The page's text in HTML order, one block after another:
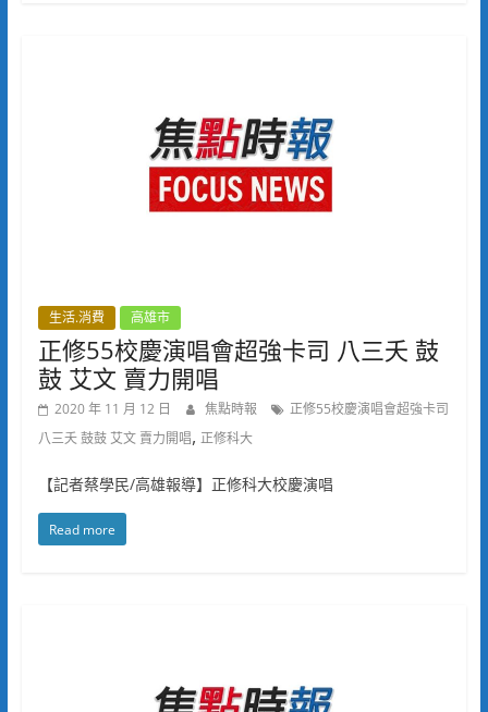
生活.消費 高雄市
正修55校慶演唱會超強卡司 八三夭 鼓
鼓 艾文 賣力開唱
2020 年 11 月 12 日 焦點時報
正修55校慶演唱會超強卡司
八三夭 鼓鼓 艾文 賣力開唱, 正修科大
【記者蔡學民/高雄報導】正修科大校慶演唱
Read more